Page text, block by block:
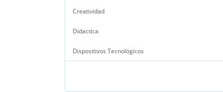
Creatividad
Didactica
Dispositivos Tecnológicos